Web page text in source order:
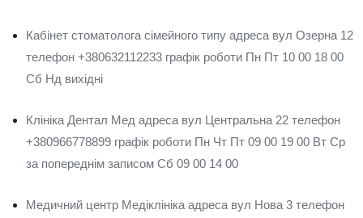
Кабінет стоматолога сімейного типу адреса вул Озерна 12
телефон +380632112233 графік роботи Пн Пт 10 00 18 00
Сб Нд вихідні
Клініка Дентал Мед адреса вул Центральна 22 телефон
+380966778899 графік роботи Пн Чт Пт 09 00 19 00 Вт Ср
за попереднім записом Сб 09 00 14 00
Медичний центр Медіклініка адреса вул Нова 3 телефон